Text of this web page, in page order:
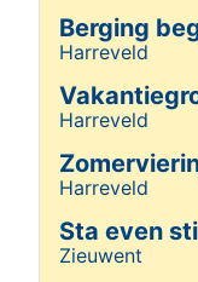
Berging
Details
Harreveld
Details
Harreveld
Details
Harreveld
Sta even
Details
Zieuwent